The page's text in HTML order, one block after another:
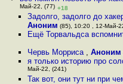
Май-22, (77) +18
Задолго, задолго до
Аноним (85), 10:20 , 12-Май-
Ещё Торвальдса
Червь Морриса , Аноним
я только историю про
Май-22, (241)
Так вот, они тут ни при